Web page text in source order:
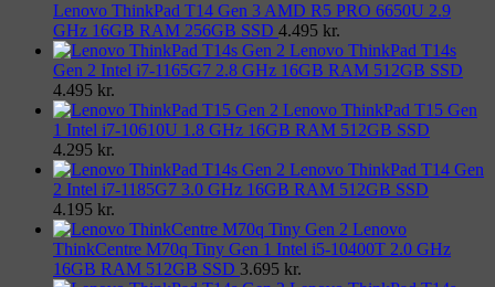
Lenovo ThinkPad T14 Gen 3 AMD R5 PRO 6650U 2.9
GHz 16GB RAM 256GB SSD 4.495 kr.
Lenovo ThinkPad T14s
Gen 2 Intel i7-1165G7 2.8 GHz 16GB RAM 512GB SSD
4.495 kr.
Lenovo ThinkPad T15 Gen
1 Intel i7-10610U 1.8 GHz 16GB RAM 512GB SSD
4.295 kr.
Lenovo ThinkPad T14 Gen
2 Intel i7-1185G7 3.0 GHz 16GB RAM 512GB SSD
4.195 kr.
Lenovo
ThinkCentre M70q Tiny Gen 1 Intel i5-10400T 2.0 GHz
16GB RAM 512GB SSD 3.695 kr.